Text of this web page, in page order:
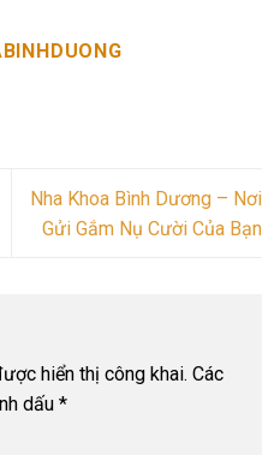
Nha Khoa Bình Dương – Nơi
Gửi Gắm Nụ Cười Của Bạn
hiển thị công khai. Các
dấu *